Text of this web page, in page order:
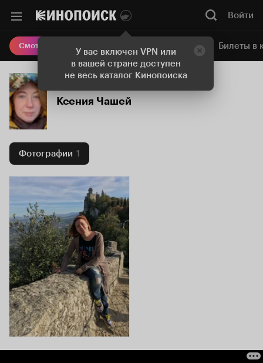
У вас включен VPN или
в вашей стране доступен
не весь каталог Кинопоиска
Войти
Смотреть кино Онлайн-кинотеатр Билеты в
Ксения Чашей
Фотографии 1